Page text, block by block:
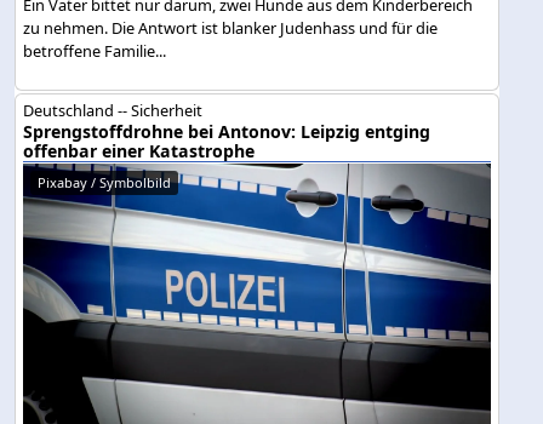
Ein Vater bittet nur darum, zwei Hunde aus dem Kinderbereich
zu nehmen. Die Antwort ist blanker Judenhass und für die
betroffene Familie...
Deutschland -- Sicherheit
Sprengstoffdrohne bei Antonov: Leipzig entging
offenbar einer Katastrophe
Pixabay / Symbolbild